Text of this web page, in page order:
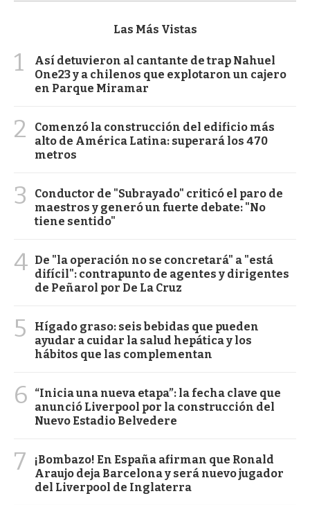
Las Más Vistas
1
Así detuvieron al cantante de trap Nahuel
One23 y a chilenos que explotaron un cajero
en Parque Miramar
2
Comenzó la construcción del edificio más
alto de América Latina: superará los 470
metros
3
Conductor de "Subrayado" criticó el paro de
maestros y generó un fuerte debate: "No
tiene sentido"
4 De "la operación no se concretará" a "está
difícil": contrapunto de agentes y dirigentes
de Peñarol por De La Cruz
5
Hígado graso: seis bebidas que pueden
ayudar a cuidar la salud hepática y los
hábitos que las complementan
6
“Inicia una nueva etapa”: la fecha clave que
anunció Liverpool por la construcción del
Nuevo Estadio Belvedere
7
¡Bombazo! En España afirman que Ronald
Araujo deja Barcelona y será nuevo jugador
del Liverpool de Inglaterra